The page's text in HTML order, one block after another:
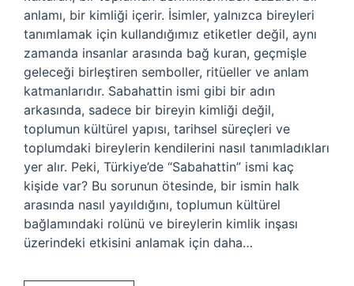
anlamı, bir kimliği içerir. İsimler, yalnızca bireyleri
tanımlamak için kullandığımız etiketler değil, aynı
zamanda insanlar arasında bağ kuran, geçmişle
geleceği birleştiren semboller, ritüeller ve anlam
katmanlarıdır. Sabahattin ismi gibi bir adın
arkasında, sadece bir bireyin kimliği değil,
toplumun kültürel yapısı, tarihsel süreçleri ve
toplumdaki bireylerin kendilerini nasıl tanımladıkları
yer alır. Peki, Türkiye’de “Sabahattin” ismi kaç
kişide var? Bu sorunun ötesinde, bir ismin halk
arasında nasıl yayıldığını, toplumun kültürel
bağlamındaki rolünü ve bireylerin kimlik inşası
üzerindeki etkisini anlamak için daha…